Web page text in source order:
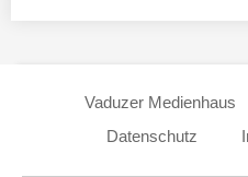
Vaduzer Medienhaus
Datenschutz